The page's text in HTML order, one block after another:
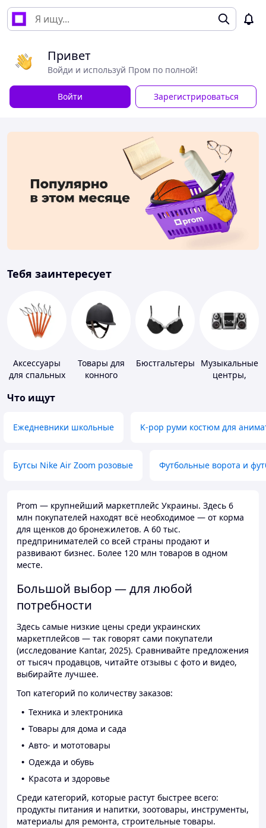
Привет
Войди и используй Пром по полной!
Войти Зарегистрироваться
Тебя заинтересует
Аксессуары
для спальных
карематов и
Товары для
конного
Бюстгальтеры
Музыкальные
центры,
Что ищут
Ежедневники школьные K-pop руми костюм для
Бутсы Nike Air Zoom розовые Футбольные ворота и
Prom — крупнейший маркетплейс Украины. Здесь 6
млн покупателей находят всё необходимое — от корма
для щенков до бронежилетов. А 60 тыс.
предпринимателей со всей страны продают и
развивают бизнес. Более 120 млн товаров в одном
месте.
Большой выбор — для любой
потребности
Здесь самые низкие цены среди украинских
маркетплейсов — так говорят сами покупатели
(исследование Kantar, 2025). Сравнивайте предложения
от тысяч продавцов, читайте отзывы с фото и видео,
выбирайте лучшее.
Топ категорий по количеству заказов:
Техника и электроника
Товары для дома и сада
Авто- и мототовары
Одежда и обувь
Красота и здоровье
Среди категорий, которые растут быстрее всего:
продукты питания и напитки, зоотовары, инструменты,
материалы для ремонта, строительные товары.